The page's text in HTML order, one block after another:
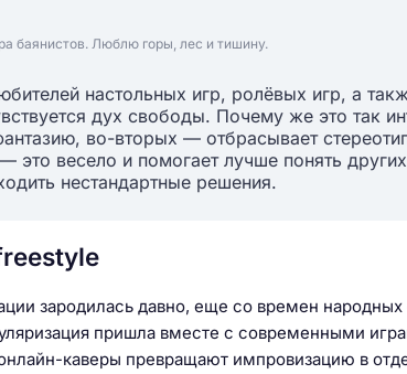
баянистов. Люблю горы, лес и тишину.
настольных игр, ролёвых игр, а
дух свободы. Почему же это так
во-вторых — отбрасывает
это весело и помогает лучше понять
нестандартные решения.
зародилась давно, еще со времен народных
пришла вместе с современными
каверы превращают импровизацию в